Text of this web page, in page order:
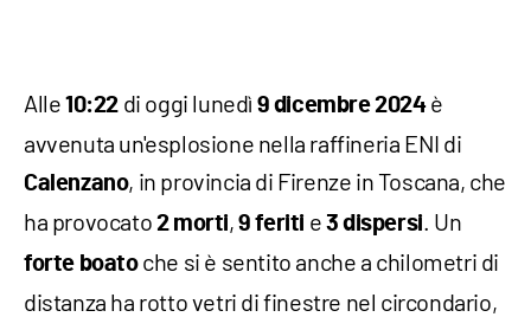
Alle 10:22 di oggi lunedì 9 dicembre 2024è
avvenuta un'esplosione nella raffineria ENI di
Calenzano, in provincia di Firenze in Toscana, che
ha provocato 2 morti,9 feriti e 3 dispersi. Un
forte boatoche si è sentito anche a chilometri di
distanza ha rotto vetri di finestre nel circondario,